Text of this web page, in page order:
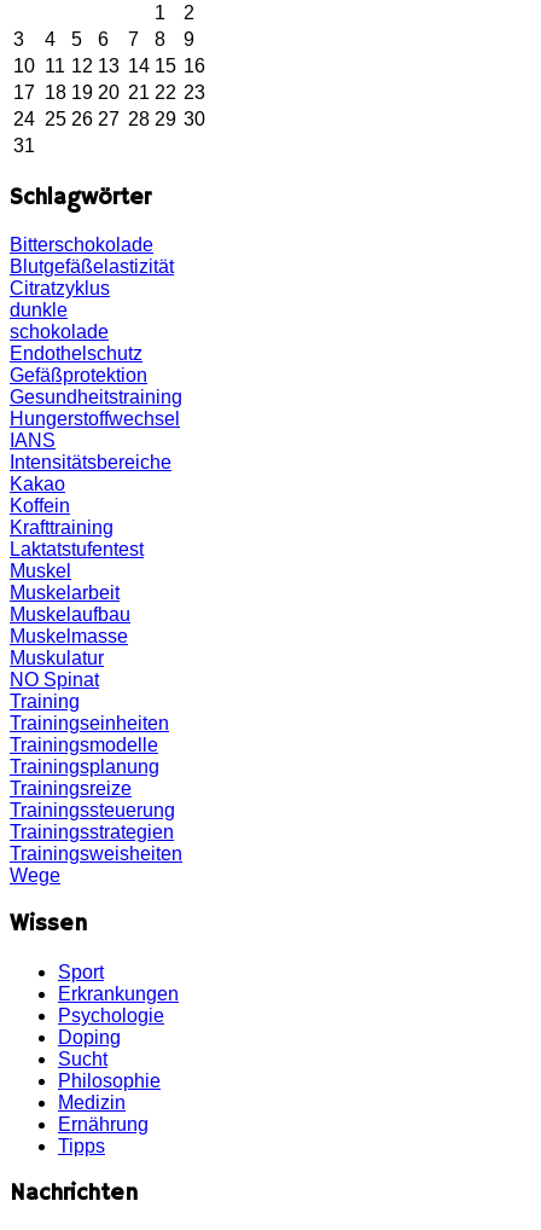
1
2
3
4 5 6 7 8
9
10 11 12 13 14 15 16
17 18 19 20 21 22 23
24 25 26 27 28 29 30
31
Schlagwörter
Bitterschokolade
Blutgefäßelastizität
Citratzyklus
dunkle
schokolade
Endothelschutz
Gefäßprotektion
Gesundheitstraining
Hungerstoffwechsel
IANS
Intensitätsbereiche
Kakao
Koffein
Krafttraining
Laktatstufentest
Muskel
Muskelarbeit
Muskelaufbau
Muskelmasse
Muskulatur
NO Spinat
Training
Trainingseinheiten
Trainingsmodelle
Trainingsplanung
Trainingsreize
Trainingssteuerung
Trainingsstrategien
Trainingsweisheiten
Wege
Wissen
Sport
Erkrankungen
Psychologie
Doping
Sucht
Philosophie
Medizin
Ernährung
Tipps
Nachrichten